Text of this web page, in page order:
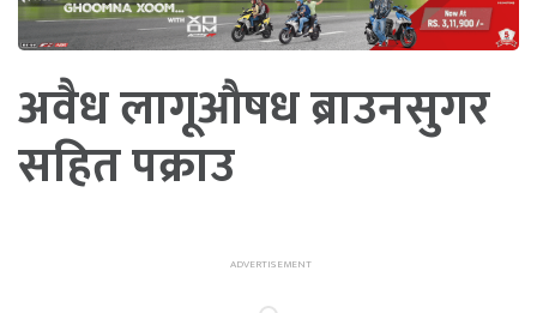
अवैध लागूऔषध ब्राउनसुगर
सहित पक्राउ